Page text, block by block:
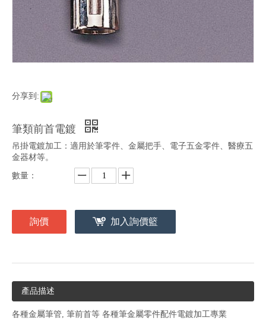
分享到:
筆類前首電鍍
吊掛電鍍加工：適用於筆零件、金屬把手、電子五金零件、醫療五
金器材等。
數量：
詢價 加入詢價籃
產品描述
各種金屬筆管, 筆前首等 各種筆金屬零件配件電鍍加工專業